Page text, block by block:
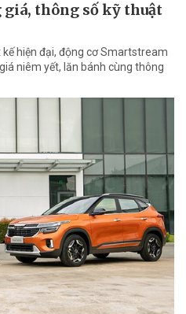
giá, thông số kỹ thuật
hiện đại, động cơ Smartstream
niêm yết, lăn bánh cùng thông